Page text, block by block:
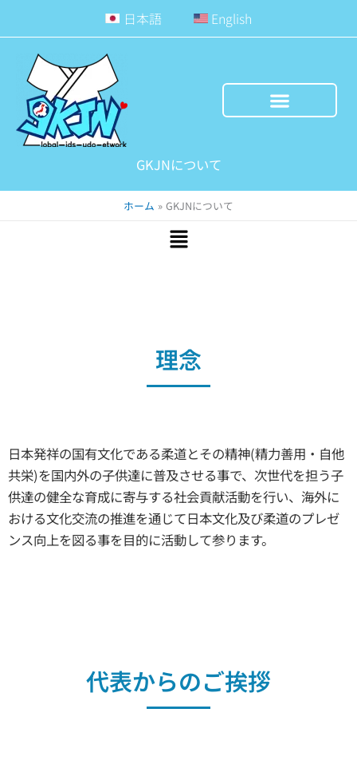
日本語 English
GKJNについて
ホーム GKJNについて
Main
理念
日本発祥の国有文化である柔道とその精神(精力善用・自他
共栄)を国内外の子供達に普及させる事で、次世代を担う子
供達の健全な育成に寄与する社会貢献活動を行い、海外に
おける文化交流の推進を通じて日本文化及び柔道のプレゼ
ンス向上を図る事を目的に活動して参ります。
代表からのご挨拶